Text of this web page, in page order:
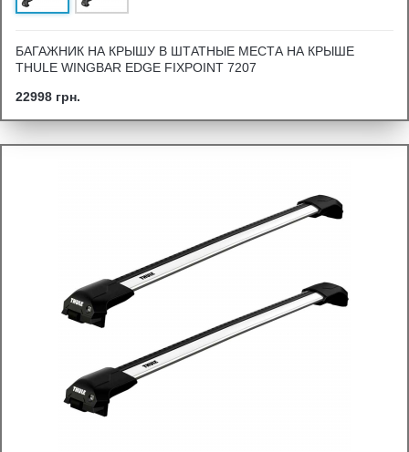
БАГАЖНИК НА КРЫШУ В ШТАТНЫЕ МЕСТА НА КРЫШЕ
THULE WINGBAR EDGE FIXPOINT 7207
22998 грн.